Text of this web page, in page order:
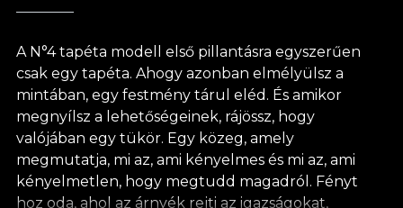
A N°4 tapéta modell első pillantásra egyszerűen
csak egy tapéta. Ahogy azonban elmélyülsz a
mintában, egy festmény tárul eléd. És amikor
megnyílsz a lehetőségeinek, rájössz, hogy
valójában egy tükör. Egy közeg, amely
megmutatja, mi az, ami kényelmes és mi az, ami
kényelmetlen, hogy megtudd magadról. Fényt
hoz oda, ahol az árnyék rejti az igazságokat,